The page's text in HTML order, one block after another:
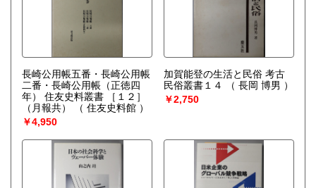
長崎公用帳五番・長崎公用帳
二番・長崎公用帳（正徳四
年） 住友史料叢書 ［１２］
（月報共）
（ 住友史料館 ）
￥4,950
加賀能登の生活と民俗 考古
民俗叢書１４
（ 長岡 博男 ）
￥2,750